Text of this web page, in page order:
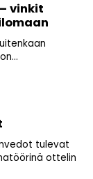
vinkit
tulevat
ottelin